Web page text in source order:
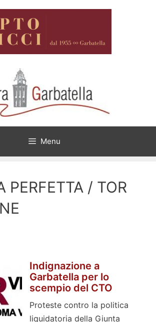
Menu
PERFETTA / TOR
Indignazione a
Garbatella per lo
scempio del CTO
Proteste contro la politica
liquidatoria della Giunta